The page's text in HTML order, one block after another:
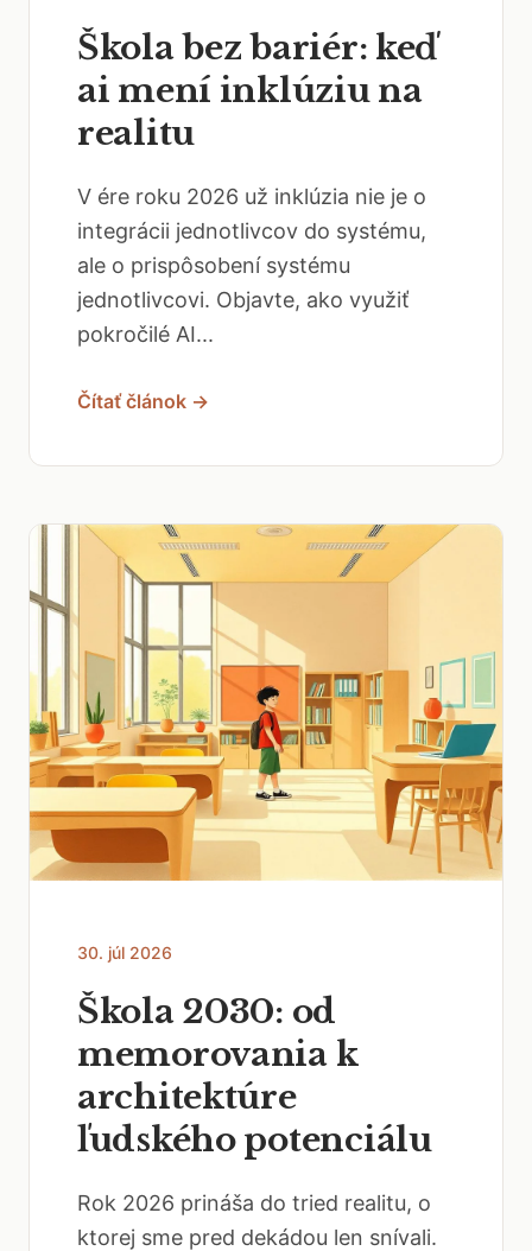
Škola bez bariér: keď
ai mení inklúziu na
realitu
V ére roku 2026 už inklúzia nie je o
integrácii jednotlivcov do systému,
ale o prispôsobení systému
jednotlivcovi. Objavte, ako využiť
pokročilé AI...
Čítať článok →
30. júl 2026
Škola 2030: od
memorovania k
architektúre
ľudského potenciálu
Rok 2026 prináša do tried realitu, o
ktorej sme pred dekádou len snívali.